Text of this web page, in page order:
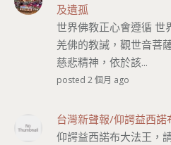
及遺孤
世界佛教正心會遵循 世
羌佛的教誡，觀世音菩
慈悲精神，依於該...
posted 2 個月 ago
台灣新聲報/仰諤益西
仰諤益西諾布大法王，